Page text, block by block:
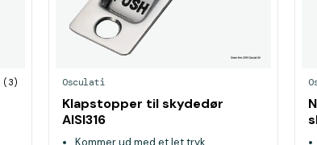
(3) Osculati
Klapstopper til skydedør
AISI316
Kommer ud med et let tryk.